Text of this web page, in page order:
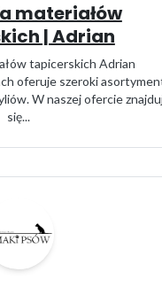
materiałów
| Adrian
tapicerskich Adrian
oferuje szeroki
W naszej ofercie
się...